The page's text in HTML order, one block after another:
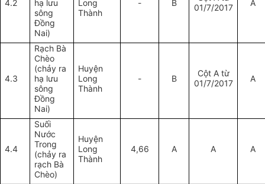
4.2
hạ lưu
sông
Đồng
Nai)
Long
Thành
- B
01/7/2017
A
4.3
Rạch Bà
Chèo
(chảy ra
hạ lưu
sông
Đồng
Nai)
Huyện
Long
Thành
- B
Cột A từ
01/7/2017
A
4.4
Suối
Nước
Trong
(chảy ra
rạch Bà
Chèo)
Huyện
Long
Thành
4,66 A A A